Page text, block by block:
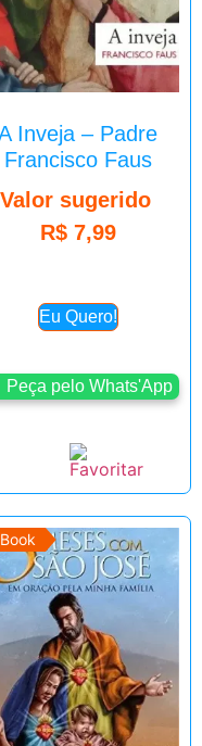
Inveja – Padre
Francisco Faus
Valor sugerido
R$7,99
Eu Quero!
Peça pelo Whats'App